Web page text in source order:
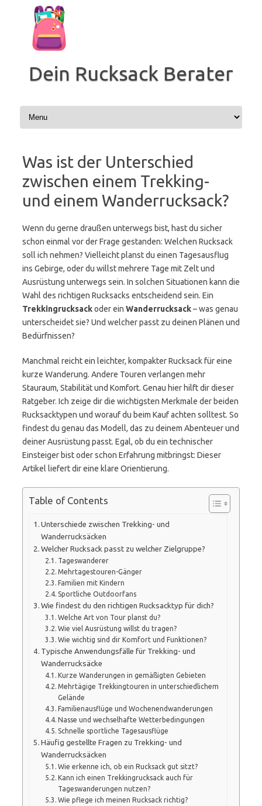
springen
Dein Rucksack Berater
Was ist der Unterschied
zwischen einem Trekking-
und einem Wanderrucksack?
Wenn du gerne draußen unterwegs bist, hast du sicher
schon einmal vor der Frage gestanden: Welchen Rucksack
soll ich nehmen? Vielleicht planst du einen Tagesausflug
ins Gebirge, oder du willst mehrere Tage mit Zelt und
Ausrüstung unterwegs sein. In solchen Situationen kann die
Wahl des richtigen Rucksacks entscheidend sein. Ein
Trekkingrucksackoder ein Wanderrucksack– was genau
unterscheidet sie? Und welcher passt zu deinen Plänen und
Bedürfnissen?
Manchmal reicht ein leichter, kompakter Rucksack für eine
kurze Wanderung. Andere Touren verlangen mehr
Stauraum, Stabilität und Komfort. Genau hier hilft dir dieser
Ratgeber. Ich zeige dir die wichtigsten Merkmale der beiden
Rucksacktypen und worauf du beim Kauf achten solltest. So
findest du genau das Modell, das zu deinem Abenteuer und
deiner Ausrüstung passt. Egal, ob du ein technischer
Einsteiger bist oder schon Erfahrung mitbringst: Dieser
Artikel liefert dir eine klare Orientierung.
Table of Contents
Unterschiede zwischen Trekking- und
Wanderrucksäcken
Welcher Rucksack passt zu welcher Zielgruppe?
Tageswanderer
Mehrtagestouren-Gänger
Familien mit Kindern
Sportliche Outdoorfans
Wie findest du den richtigen Rucksacktyp für dich?
Welche Art von Tour planst du?
Wie viel Ausrüstung willst du tragen?
Wie wichtig sind dir Komfort und Funktionen?
Typische Anwendungsfälle für Trekking- und
Wanderrucksäcke
Kurze Wanderungen in gemäßigten Gebieten
Mehrtägige Trekkingtouren in unterschiedlichem
Gelände
Familienausflüge und Wochenendwanderungen
Nasse und wechselhafte Wetterbedingungen
Schnelle sportliche Tagesausflüge
Häufig gestellte Fragen zu Trekking- und
Wanderrucksäcken
Wie erkenne ich, ob ein Rucksack gut sitzt?
Kann ich einen Trekkingrucksack auch für
Tageswanderungen nutzen?
Wie pflege ich meinen Rucksack richtig?